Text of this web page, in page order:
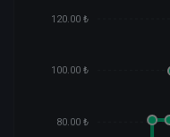
120.00 ₺
100.00 ₺
80.00 ₺